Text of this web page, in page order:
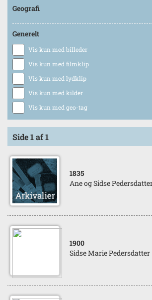
Geografi
Generelt
Vis kun med billeder
Vis kun med filmklip
Vis kun med lydklip
Vis kun med kilder
Vis kun med geo-tag
Side 1 af 1
1835
Ane og Sidse
1900
Sidse Marie Pedersdatter